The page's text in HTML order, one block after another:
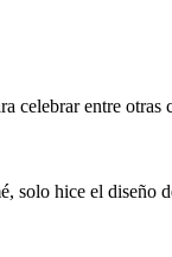
celebrar entre otras
hice el diseño